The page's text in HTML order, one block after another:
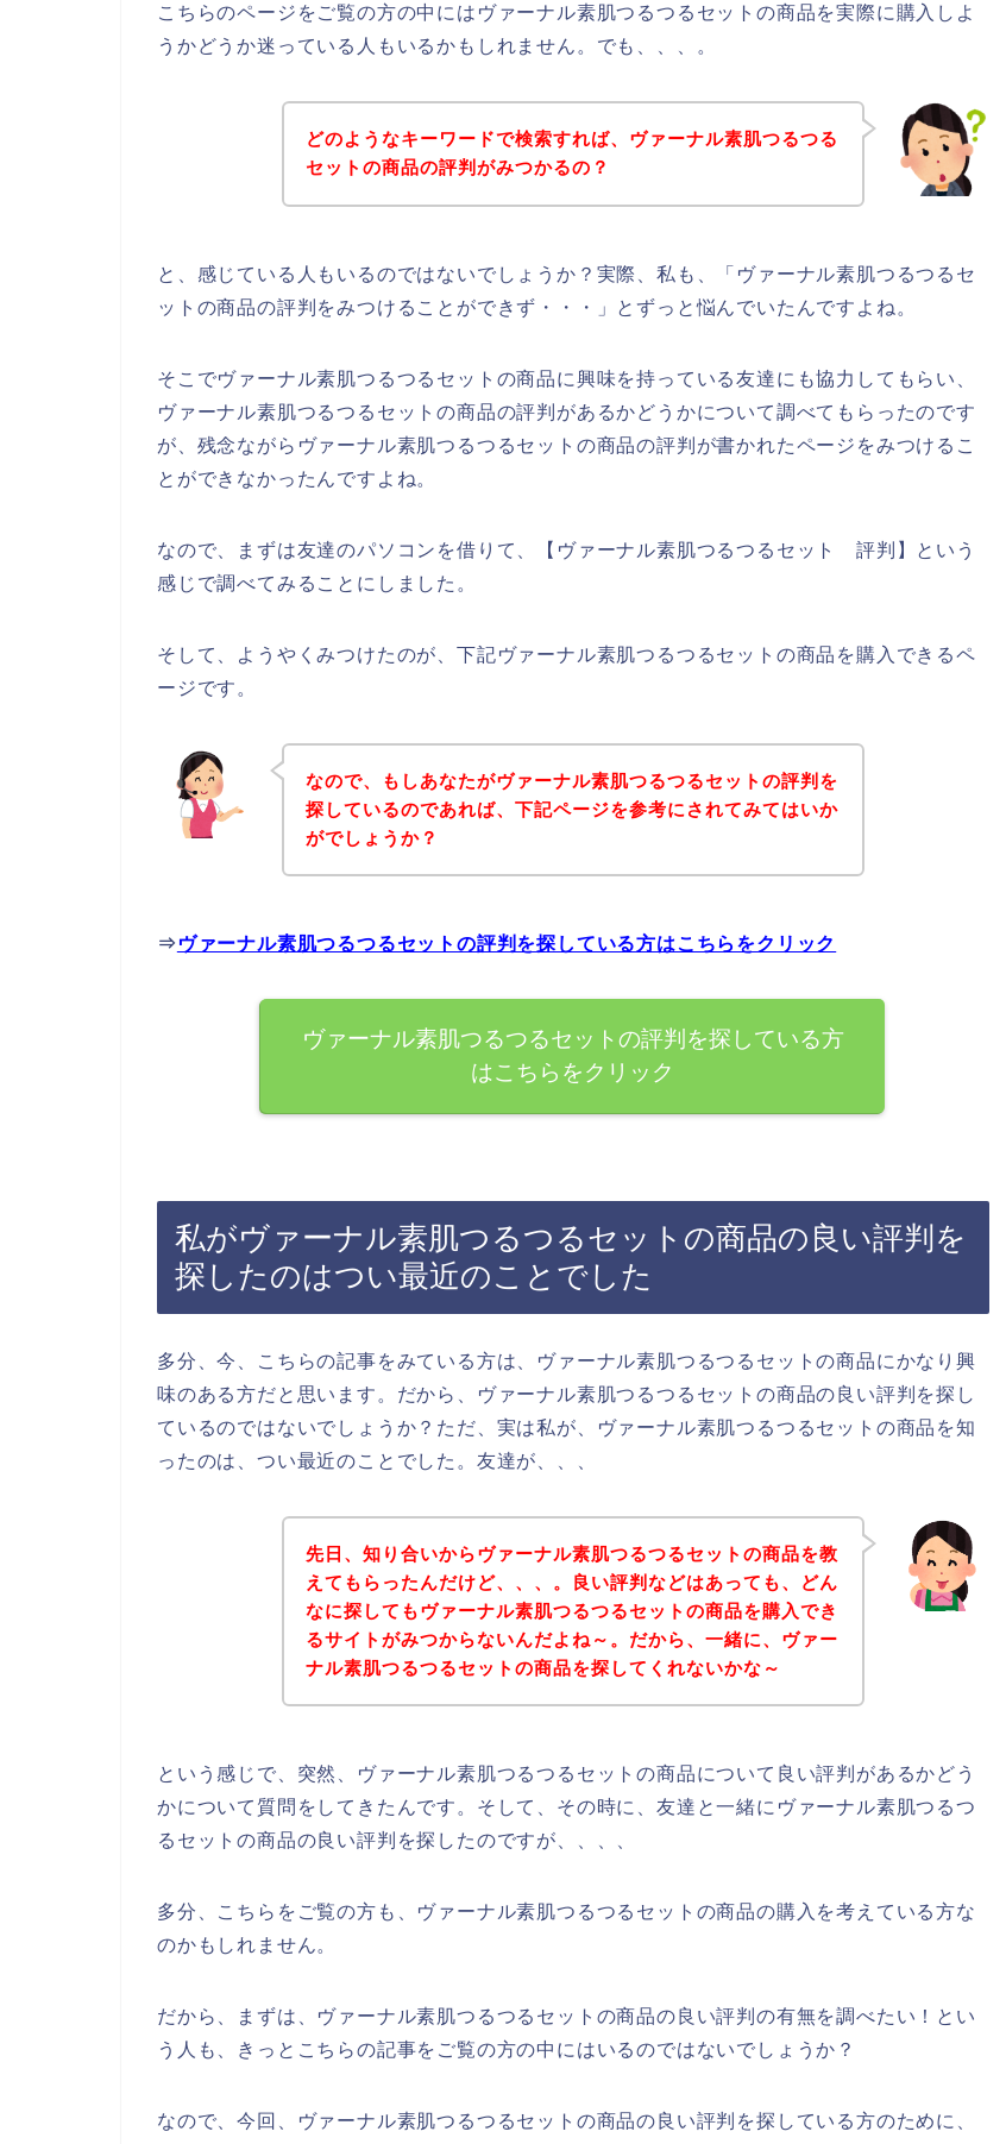
こちらのページをご覧の方の中にはヴァーナル素肌つるつるセットの商品を実際に購入しよ
うかどうか迷っている人もいるかもしれません。でも、、、。
どのようなキーワードで検索すれば、ヴァーナル素肌つるつる
セットの商品の評判がみつかるの？
と、感じている人もいるのではないでしょうか？実際、私も、「ヴァーナル素肌つるつるセ
ットの商品の評判をみつけることができず・・・」とずっと悩んでいたんですよね。
そこでヴァーナル素肌つるつるセットの商品に興味を持っている友達にも協力してもらい、
ヴァーナル素肌つるつるセットの商品の評判があるかどうかについて調べてもらったのです
が、残念ながらヴァーナル素肌つるつるセットの商品の評判が書かれたページをみつけるこ
とができなかったんですよね。
なので、まずは友達のパソコンを借りて、【ヴァーナル素肌つるつるセット 評判】という
感じで調べてみることにしました。
そして、ようやくみつけたのが、下記ヴァーナル素肌つるつるセットの商品を購入できるペ
ージです。
なので、もしあなたがヴァーナル素肌つるつるセットの評判を
探しているのであれば、下記ページを参考にされてみてはいか
がでしょうか？
⇒ ヴァーナル素肌つるつるセットの評判を探している方はこちらをクリック
ヴァーナル素肌つるつるセットの評判を探している方
はこちらをクリック
私がヴァーナル素肌つるつるセットの商品の良い評判を
探したのはつい最近のことでした
多分、今、こちらの記事をみている方は、ヴァーナル素肌つるつるセットの商品にかなり興
味のある方だと思います。だから、ヴァーナル素肌つるつるセットの商品の良い評判を探し
ているのではないでしょうか？ただ、実は私が、ヴァーナル素肌つるつるセットの商品を知
ったのは、つい最近のことでした。友達が、、、
先日、知り合いからヴァーナル素肌つるつるセットの商品を教
えてもらったんだけど、、、。良い評判などはあっても、どん
なに探してもヴァーナル素肌つるつるセットの商品を購入でき
るサイトがみつからないんだよね～。だから、一緒に、ヴァー
ナル素肌つるつるセットの商品を探してくれないかな～
という感じで、突然、ヴァーナル素肌つるつるセットの商品について良い評判があるかどう
かについて質問をしてきたんです。そして、その時に、友達と一緒にヴァーナル素肌つるつ
るセットの商品の良い評判を探したのですが、、、、
多分、こちらをご覧の方も、ヴァーナル素肌つるつるセットの商品の購入を考えている方な
のかもしれません。
だから、まずは、ヴァーナル素肌つるつるセットの商品の良い評判の有無を調べたい！とい
う人も、きっとこちらの記事をご覧の方の中にはいるのではないでしょうか？
なので、今回、ヴァーナル素肌つるつるセットの商品の良い評判を探している方のために、